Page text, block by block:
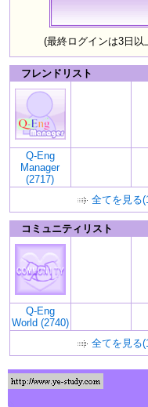
(最終ログインは3日以
フレンドリスト
Q-Eng
Manager
(2717)
全てを見る
コミュニティリスト
Q-Eng
World (2740)
全てを見る